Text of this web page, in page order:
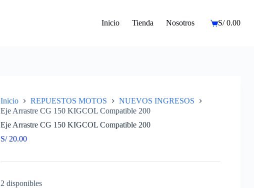
Inicio Tienda Nosotros
Carro
S/0.00
Inicio REPUESTOS MOTOS
NUEVOS INGRESOS
Eje Arrastre CG 150 KIGCOL Compatible 200
Eje Arrastre CG 150 KIGCOL Compatible 200
S/20.00
2 disponibles